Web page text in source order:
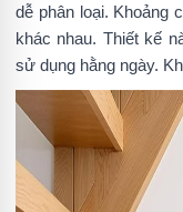
dễ phân loại. Khoảng
khác nhau. Thiết kế
sử dụng hằng ngày.